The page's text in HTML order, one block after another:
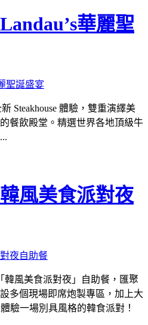
華麗聖
Steakhouse 體驗，雙重演繹美
餐飲殿堂。精選世界各地頂級牛
風美食派對夜
韓風美食派對夜」自助餐，匯聚
多個現場即席炮製專區，加上大
驗一場別具風格的韓食派對！